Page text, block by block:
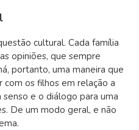
cultural. Cada família
opiniões, que sempre
portanto, uma maneira que
os filhos em relação a
e o diálogo para uma
De um modo geral, e não